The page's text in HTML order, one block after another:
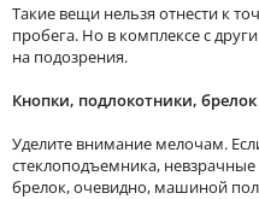
Такие вещи нельзя отнести к
пробега. Но в комплексе с
на подозрения.
Кнопки, подлокотники, брелок
Уделите внимание мелочам.
стеклоподъемника,
брелок, очевидно, машиной